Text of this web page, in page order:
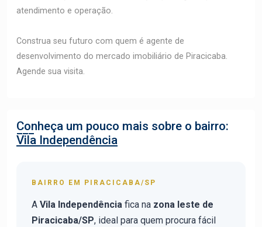
atendimento e operação.
Construa seu futuro com quem é agente de
desenvolvimento do mercado imobiliário de Piracicaba.
Agende sua visita.
Conheça um pouco mais sobre o bairro:
Vila Independência
BAIRRO EM PIRACICABA/SP
A Vila Independência fica na zona leste de
Piracicaba/SP, ideal para quem procura fácil